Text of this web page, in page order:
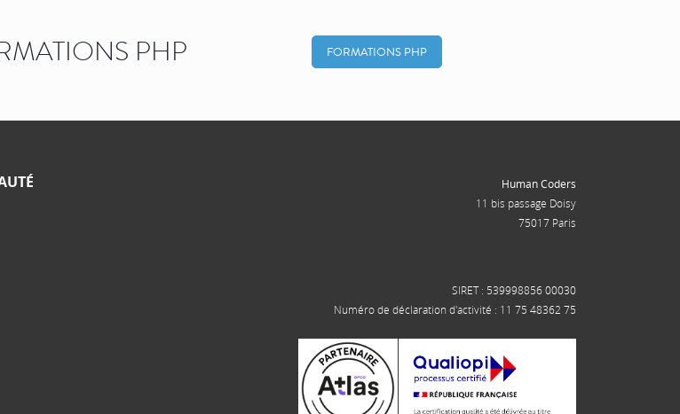
PHP FORMATIONS PHP
Human Coders
11 bis passage Doisy
75017 Paris
SIRET : 539998856 00030
Numéro de déclaration d'activité : 11 75 48362 75